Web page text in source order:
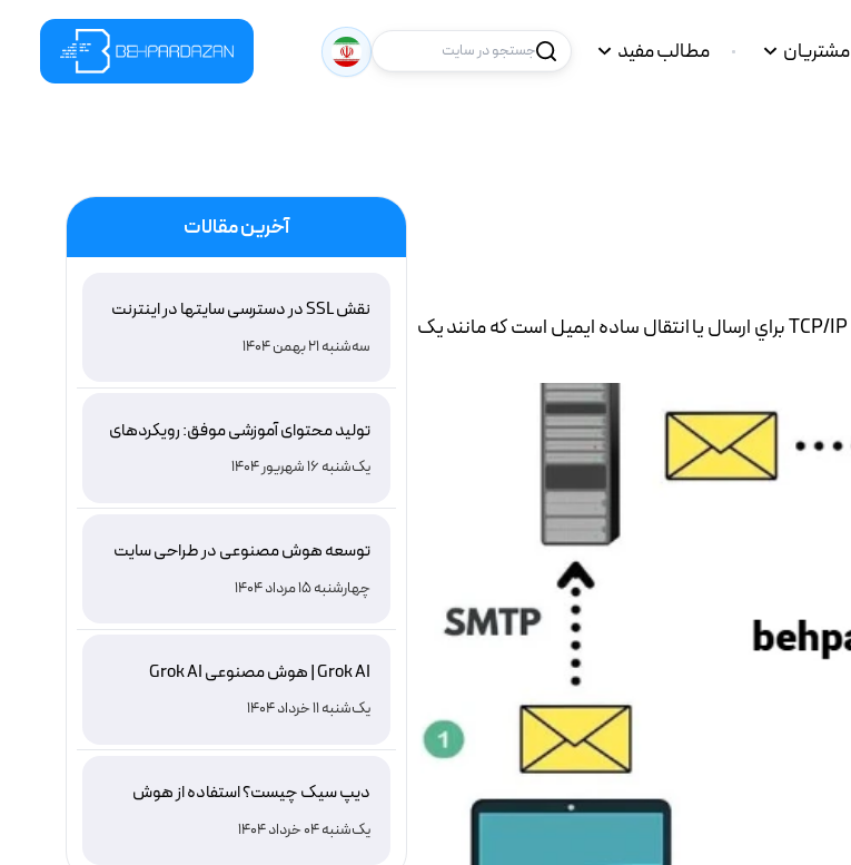
مشتریان مطالب مفید جستجو در سایت
مختصر شده عبارت (Simple Mail Transfer Protoco ) که يکي از پروتکل هاي TCP/IP براي ارسال يا انتقال ساده ايميل است که مانند يک
آخرین مقالات
نقش SSL در دسترسی سایتها در اینترنت
ملی ایران و باور غلط درباره دامنه های IR
سه‌شنبه 21 بهمن 1404
تولید محتوای آموزشی موفق: رویکردهای
نوین و اثربخش
یک‌شنبه 16 شهریور 1404
توسعه هوش مصنوعی در طراحی سایت
چهارشنبه 15 مرداد 1404
Grok AI | هوش مصنوعی Grok AI
یک‌شنبه 11 خرداد 1404
دیپ سیک چیست؟ استفاده از هوش
مصنوعی DeepSeek ، نصب و دانلود
یک‌شنبه 04 خرداد 1404